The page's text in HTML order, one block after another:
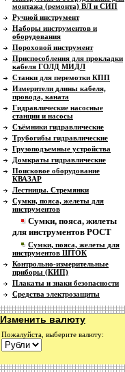
монтажа (ремонта) ВЛ и СИП
Ручной инструмент
Наборы инструментов и
оборудования
Пороховой инструмент
Приспособления для прокладки
кабеля ГОЛД МИДЛ
Станки для перемотки КПП
Измерители длины кабеля,
провода, каната
Гидравлические насосные
станции и насосы
Съёмники гидравлические
Трубогибы гидравлические
Грузоподъемные устройства
Домкраты гидравлические
Поисковое оборудование
КВАЗАР
Лестницы. Стремянки
Сумки, пояса, желеты для
инструментов
Сумки, пояса, жилеты
для инструментов РОСТ
Сумки, пояса, желеты для
инструментов ШТОК
Контрольно-измерительные
приборы (КИП)
Плакаты и знаки безопасности
Средства электрозащиты
Изменить валюту
Пожалуйста, выберите валюту: